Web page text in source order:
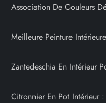
Association De Couleurs
Meilleure Peinture
Zantedeschia En Intérieur
Citronnier En Pot Intérieur